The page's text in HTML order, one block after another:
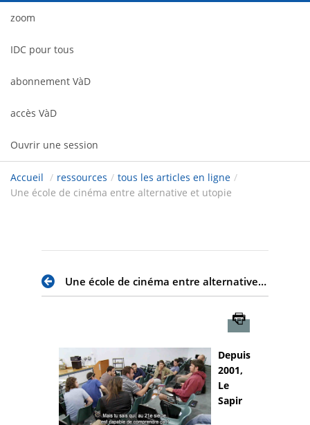
zoom
IDC pour tous
abonnement VàD
accès VàD
Ouvrir une session
Accueil / ressources / tous les articles en ligne /
Une école de cinéma entre alternative et utopie
Une école de cinéma entre alternative et utopie
Depuis
2001,
Le
Sapir